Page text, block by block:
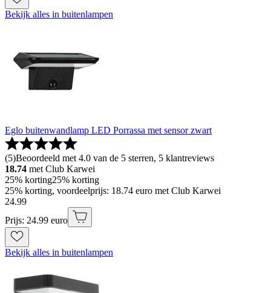
Bekijk alles in buitenlampen
Eglo buitenwandlamp LED Porrassa met sensor zwart
(5)Beoordeeld met 4.0 van de 5 sterren, 5 klantreviews
18.74 met Club Karwei
25% korting25% korting
25% korting, voordeelprijs: 18.74 euro met Club Karwei
24.99
Prijs: 24.99 euro
Bekijk alles in buitenlampen